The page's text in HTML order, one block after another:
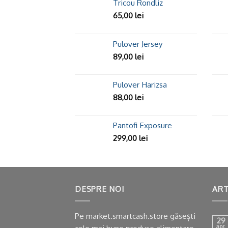
Tricou Rondliz
65,00 lei
Pulover Jersey
89,00 lei
Pulover Harizsa
88,00 lei
Pantofi Exposure
299,00 lei
DESPRE NOI
Pe market.smartcash.store găsești
29
apr.